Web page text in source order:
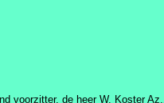
voorzitter, de heer W. Koster